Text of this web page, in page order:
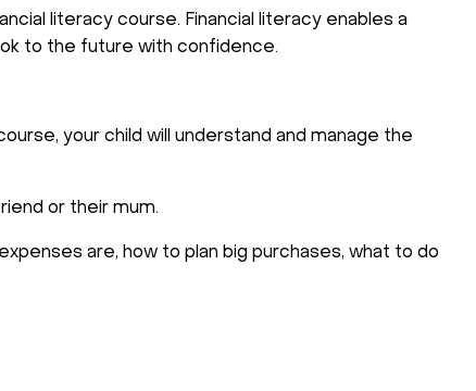
literacy course. Financial literacy enables a
to the future with confidence.
your child will understand and manage the
or their mum.
are, how to plan big purchases, what to do